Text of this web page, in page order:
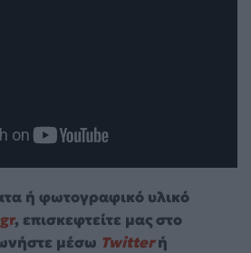
ή φωτογραφικό υλικό
, επισκεφτείτε μας στο
μέσω Twitterή